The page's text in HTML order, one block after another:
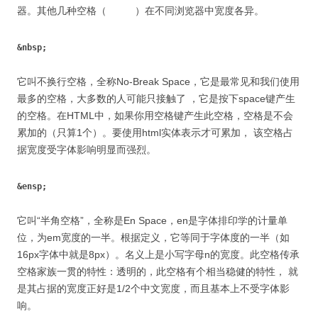
器。其他几种空格（ ‌‍）在不同浏览器中宽度各异。
&nbsp;
它叫不换行空格，全称No-Break Space，它是最常见和我们使用
最多的空格，大多数的人可能只接触了 ，它是按下space键产生
的空格。在HTML中，如果你用空格键产生此空格，空格是不会
累加的（只算1个）。要使用html实体表示才可累加， 该空格占
据宽度受字体影响明显而强烈。
&ensp;
它叫“半角空格”，全称是En Space，en是字体排印学的计量单
位，为em宽度的一半。根据定义，它等同于字体度的一半（如
16px字体中就是8px）。名义上是小写字母n的宽度。此空格传承
空格家族一贯的特性：透明的，此空格有个相当稳健的特性， 就
是其占据的宽度正好是1/2个中文宽度，而且基本上不受字体影
响。